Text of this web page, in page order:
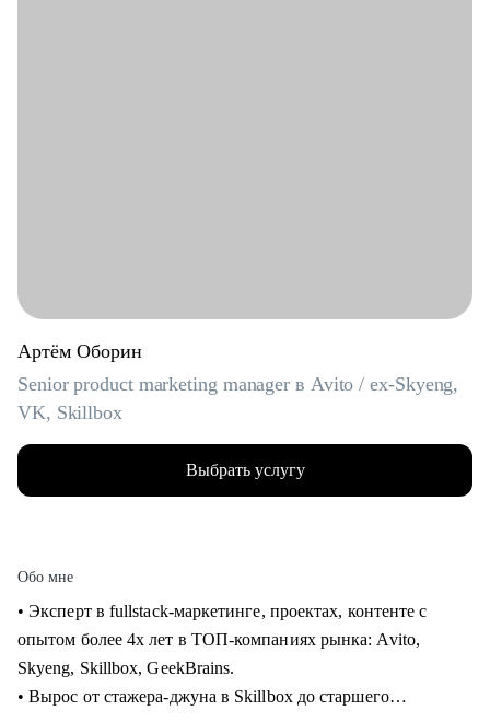
Артём Оборин
Senior product marketing manager в Avito / ex-Skyeng,
VK, Skillbox
Выбрать услугу
Обо мне
• Эксперт в fullstack-маркетинге, проектах, контенте с
опытом более 4х лет в ТОП-компаниях рынка: Avito,
Skyeng, Skillbox, GeekBrains.
• Вырос от стажера-джуна в Skillbox до старшего